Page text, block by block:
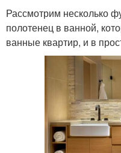
Рассмотрим несколько
полотенец в ванной,
ванные квартир, и в